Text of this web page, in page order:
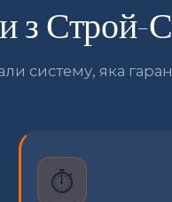
з Строй-
систему, яка
⏱️